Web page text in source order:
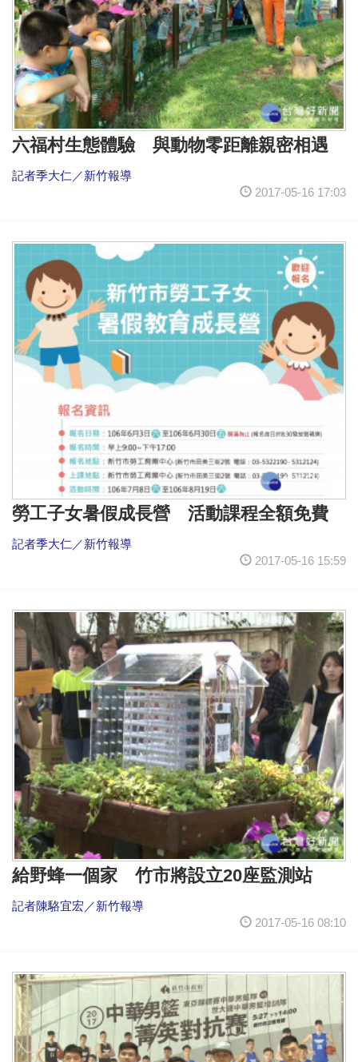
六福村生態體驗 與動物零距離親密相遇
記者季大仁／新竹報導
2017-05-16 17:03
勞工子女暑假成長營 活動課程全額免費
記者季大仁／新竹報導
2017-05-16 15:59
給野蜂一個家 竹市將設立20座監測站
記者陳駱宜宏／新竹報導
2017-05-16 08:10